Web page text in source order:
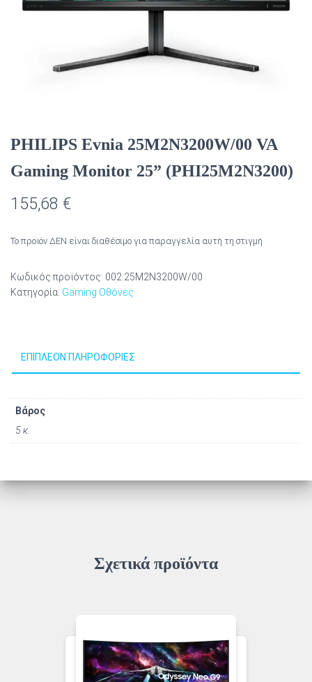
PHILIPS Evnia 25M2N3200W/00 VA
Gaming Monitor 25” (PHI25M2N3200)
155,68 €
Το προϊόν ΔΕΝ είναι διαθέσιμο για παραγγελία αυτή τη στιγμή
Κωδικός προϊόντος: 002.25M2N3200W/00
Κατηγορία: Gaming Οθόνες
ΕΠΙΠΛΈΟΝ ΠΛΗΡΟΦΟΡΊΕΣ
Βάρος
5 κ.
Σχετικά προϊόντα